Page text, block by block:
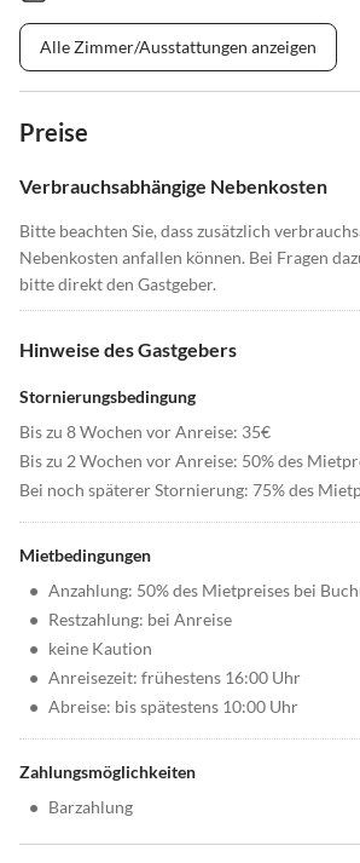
Alle Zimmer/Ausstattungen anzeigen
Preise
Verbrauchsabhängige Nebenkosten
Bitte beachten Sie, dass zusätzlich
Nebenkosten anfallen können. Bei Fragen
bitte direkt den Gastgeber.
Hinweise des Gastgebers
Stornierungsbedingung
Bis zu 8 Wochen vor Anreise: 35€
Bis zu 2 Wochen vor Anreise: 50% des
Bei noch späterer Stornierung: 75% des
Mietbedingungen
• Anzahlung: 50% des Mietpreises bei
• Restzahlung: bei Anreise
• keine Kaution
• Anreisezeit: frühestens 16:00 Uhr
• Abreise: bis spätestens 10:00 Uhr
Zahlungsmöglichkeiten
• Barzahlung